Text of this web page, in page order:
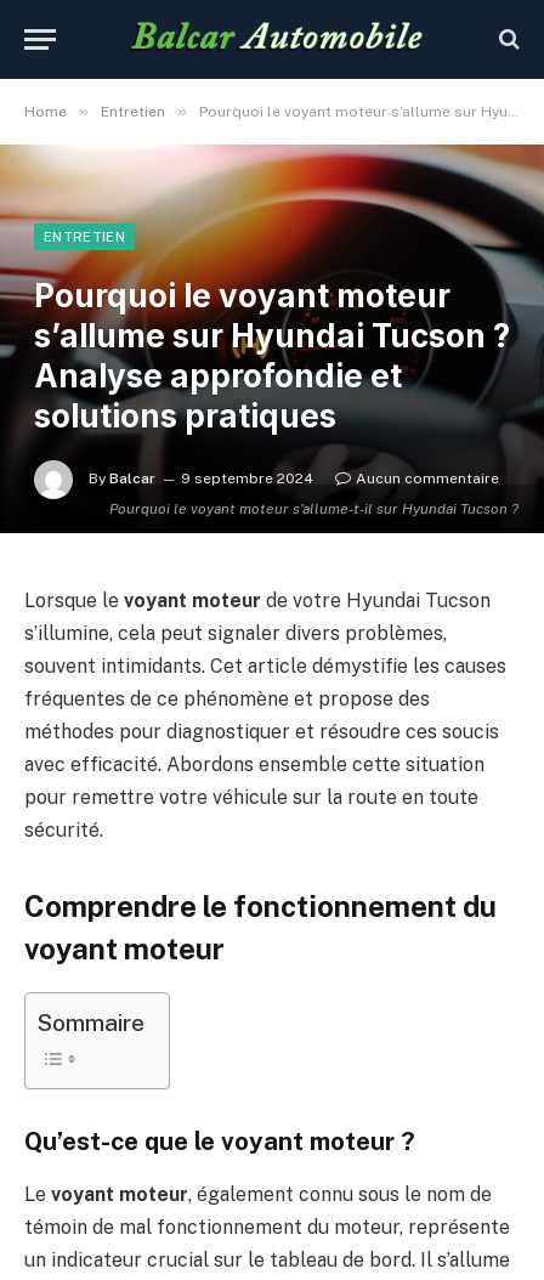
Home » Entretien » Pourquoi le voyant moteur s’allume sur Hyundai Tucson ? Analyse approfondie et solutions pratiques
Pourquoi le voyant moteur s'allume-t-il sur Hyundai Tucson ?
ENTRETIEN
Pourquoi le voyant moteur
s’allume sur Hyundai Tucson ?
Analyse approfondie et
solutions pratiques
By Balcar 9 septembre 2024 Aucun commentaire
Lorsque le voyant moteur de votre Hyundai Tucson
s’illumine, cela peut signaler divers problèmes,
souvent intimidants. Cet article démystifie les causes
fréquentes de ce phénomène et propose des
méthodes pour diagnostiquer et résoudre ces soucis
avec efficacité. Abordons ensemble cette situation
pour remettre votre véhicule sur la route en toute
sécurité.
Comprendre le fonctionnement du
voyant moteur
Sommaire
Qu’est-ce que le voyant moteur ?
Le voyant moteur, également connu sous le nom de
témoin de mal fonctionnement du moteur, représente
un indicateur crucial sur le tableau de bord. Il s’allume